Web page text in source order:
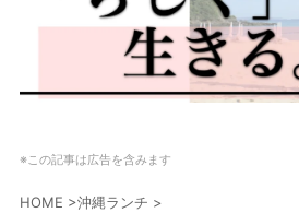
※この記事は広告を含みます
HOME >沖縄ランチ >